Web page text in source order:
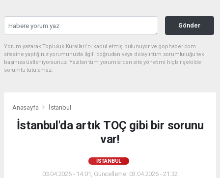
Gönder
Yorum yazarak Topluluk Kuralları’nı kabul etmiş bulunuyor ve gophaber.com
sitesine yaptığınız yorumunuzla ilgili doğrudan veya dolaylı tüm sorumluluğu tek
başınıza üstleniyorsunuz. Yazılan tüm yorumlardan site yönetimi hiçbir şekilde
sorumlu tutulamaz.
Anasayfa İstanbul
İstanbul'da artık TOÇ gibi bir sorunu
var!
İSTANBUL
03.04.2026 - 14:01, Güncelleme: 03.04.2026 - 21:32